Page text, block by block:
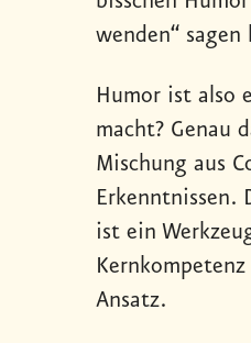
wenden“ sagen
Humor ist also
macht? Genau
Mischung aus
Erkenntnissen.
ist ein
Ansatz.